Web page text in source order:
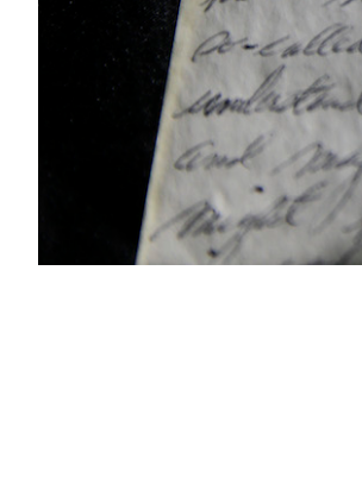
PODCAST
NEWSLETTER
I MIEI PREFERITI
SHOP